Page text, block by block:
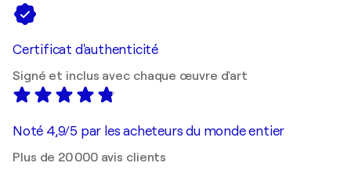
Certificat d'authenticité
Signé et inclus avec chaque œuvre d'art
Noté 4,9/5 par les acheteurs du monde entier
Plus de 20 000 avis clients